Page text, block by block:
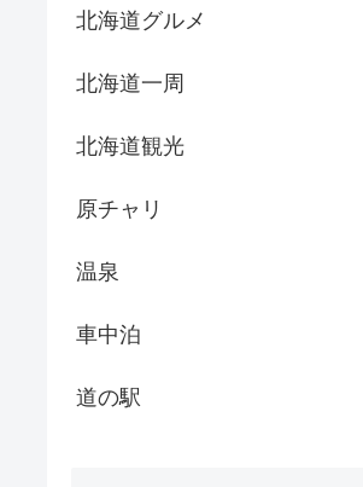
北海道グルメ
北海道一周
北海道観光
原チャリ
温泉
車中泊
道の駅